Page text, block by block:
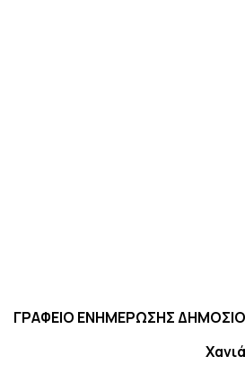
ΓΡΑΦΕΙΟ ΕΝΗΜΕΡΩΣΗΣ